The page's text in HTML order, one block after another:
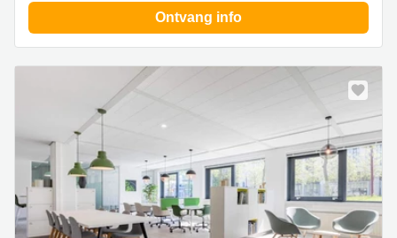
Ontvang info